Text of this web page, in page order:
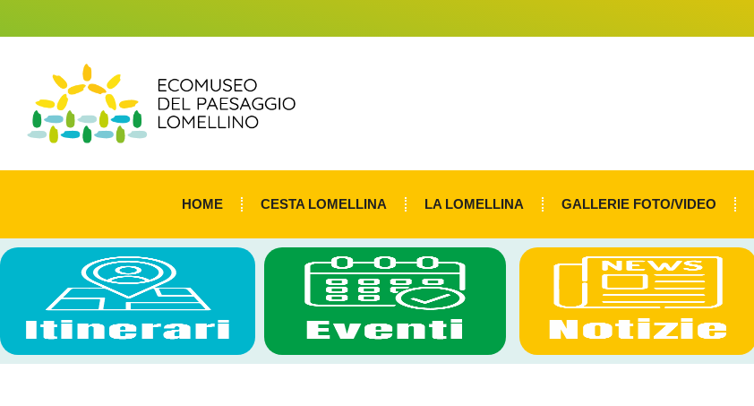
HOME CESTA LOMELLINA LA LOMELLINA GALLERIE FOTO/VIDEO